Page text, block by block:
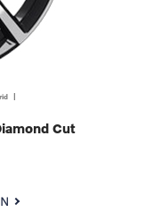
|
Cut